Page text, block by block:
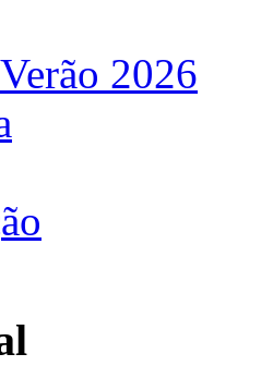
2026